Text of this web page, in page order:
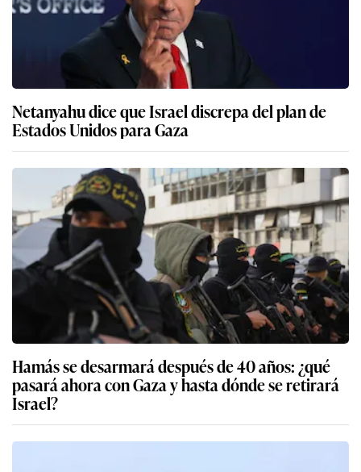
Netanyahu dice que Israel discrepa del plan de
Estados Unidos para Gaza
Hamás se desarmará después de 40 años: ¿qué
pasará ahora con Gaza y hasta dónde se retirará
Israel?